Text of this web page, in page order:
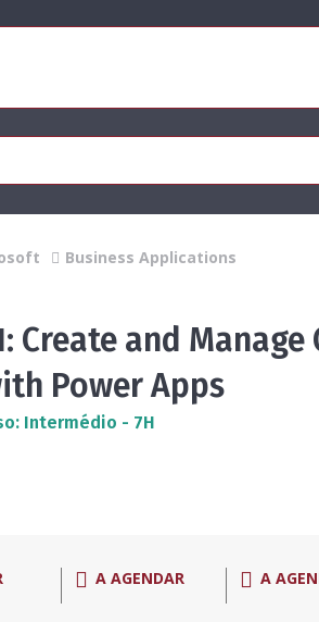
Business Applications
Create and Manage
Power Apps
Intermédio - 7H
A AGENDAR A